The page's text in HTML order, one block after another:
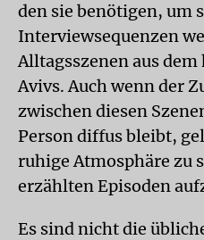
den sie benötigen, um
Interviewsequenzen
Alltagsszenen aus
Avivs. Auch wenn der
zwischen diesen
Person diffus bleibt,
ruhige Atmosphäre zu
erzählten Episoden
Es sind nicht die